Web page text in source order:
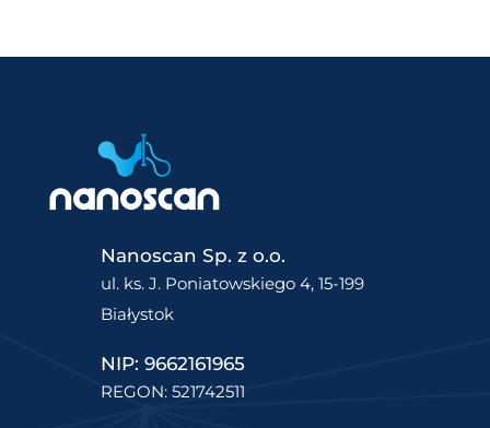
Nanoscan Sp. z o.o.
ul. ks. J. Poniatowskiego 4, 15-199
Białystok
NIP: 9662161965
REGON: 521742511